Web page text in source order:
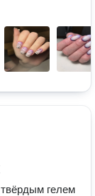
гелем